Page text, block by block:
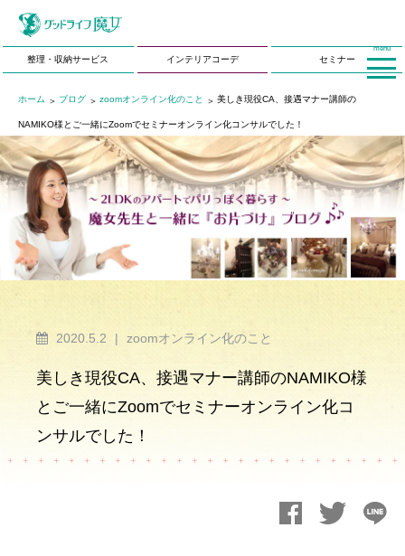
整理・収納サービス インテリアコーデ セミナー
ホーム ブログ zoomオンライン化のこと 美しき現役CA、接遇マナー講師の
NAMIKO様とご一緒にZoomでセミナーオンライン化コンサルでした！
2020.5.2 | zoomオンライン化のこと
美しき現役CA、接遇マナー講師のNAMIKO様
とご一緒にZoomでセミナーオンライン化コ
ンサルでした！
menu